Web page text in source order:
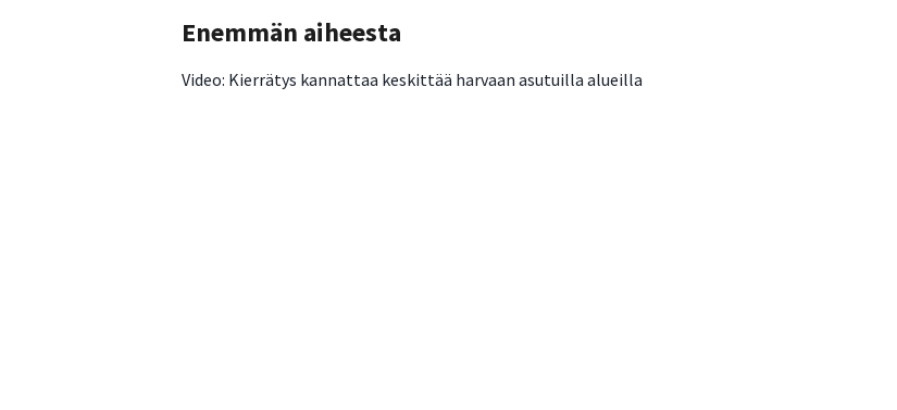
Enemmän aiheesta
Video: Kierrätys kannattaa keskittää harvaan asutuilla alueilla